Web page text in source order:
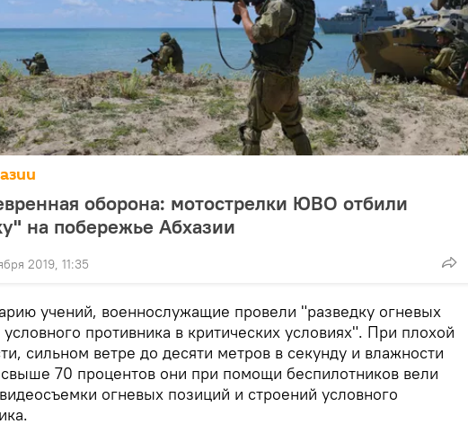
оборона: мотострелки ЮВО отбили
на побережье Абхазии
2019, 11:35
учений, военнослужащие провели "разведку огневых
противника в критических условиях". При плохой
сильном ветре до десяти метров в секунду и влажности
свыше 70 процентов они при помощи беспилотников вели
огневых позиций и строений условного